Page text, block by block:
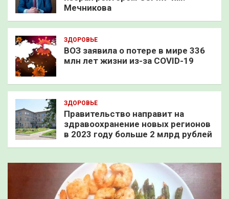
Мечникова
ЗДОРОВЬЕ
ВОЗ заявила о потере в мире 336
млн лет жизни из-за COVID-19
ЗДОРОВЬЕ
Правительство направит на
здравоохранение новых регионов
в 2023 году больше 2 млрд рублей